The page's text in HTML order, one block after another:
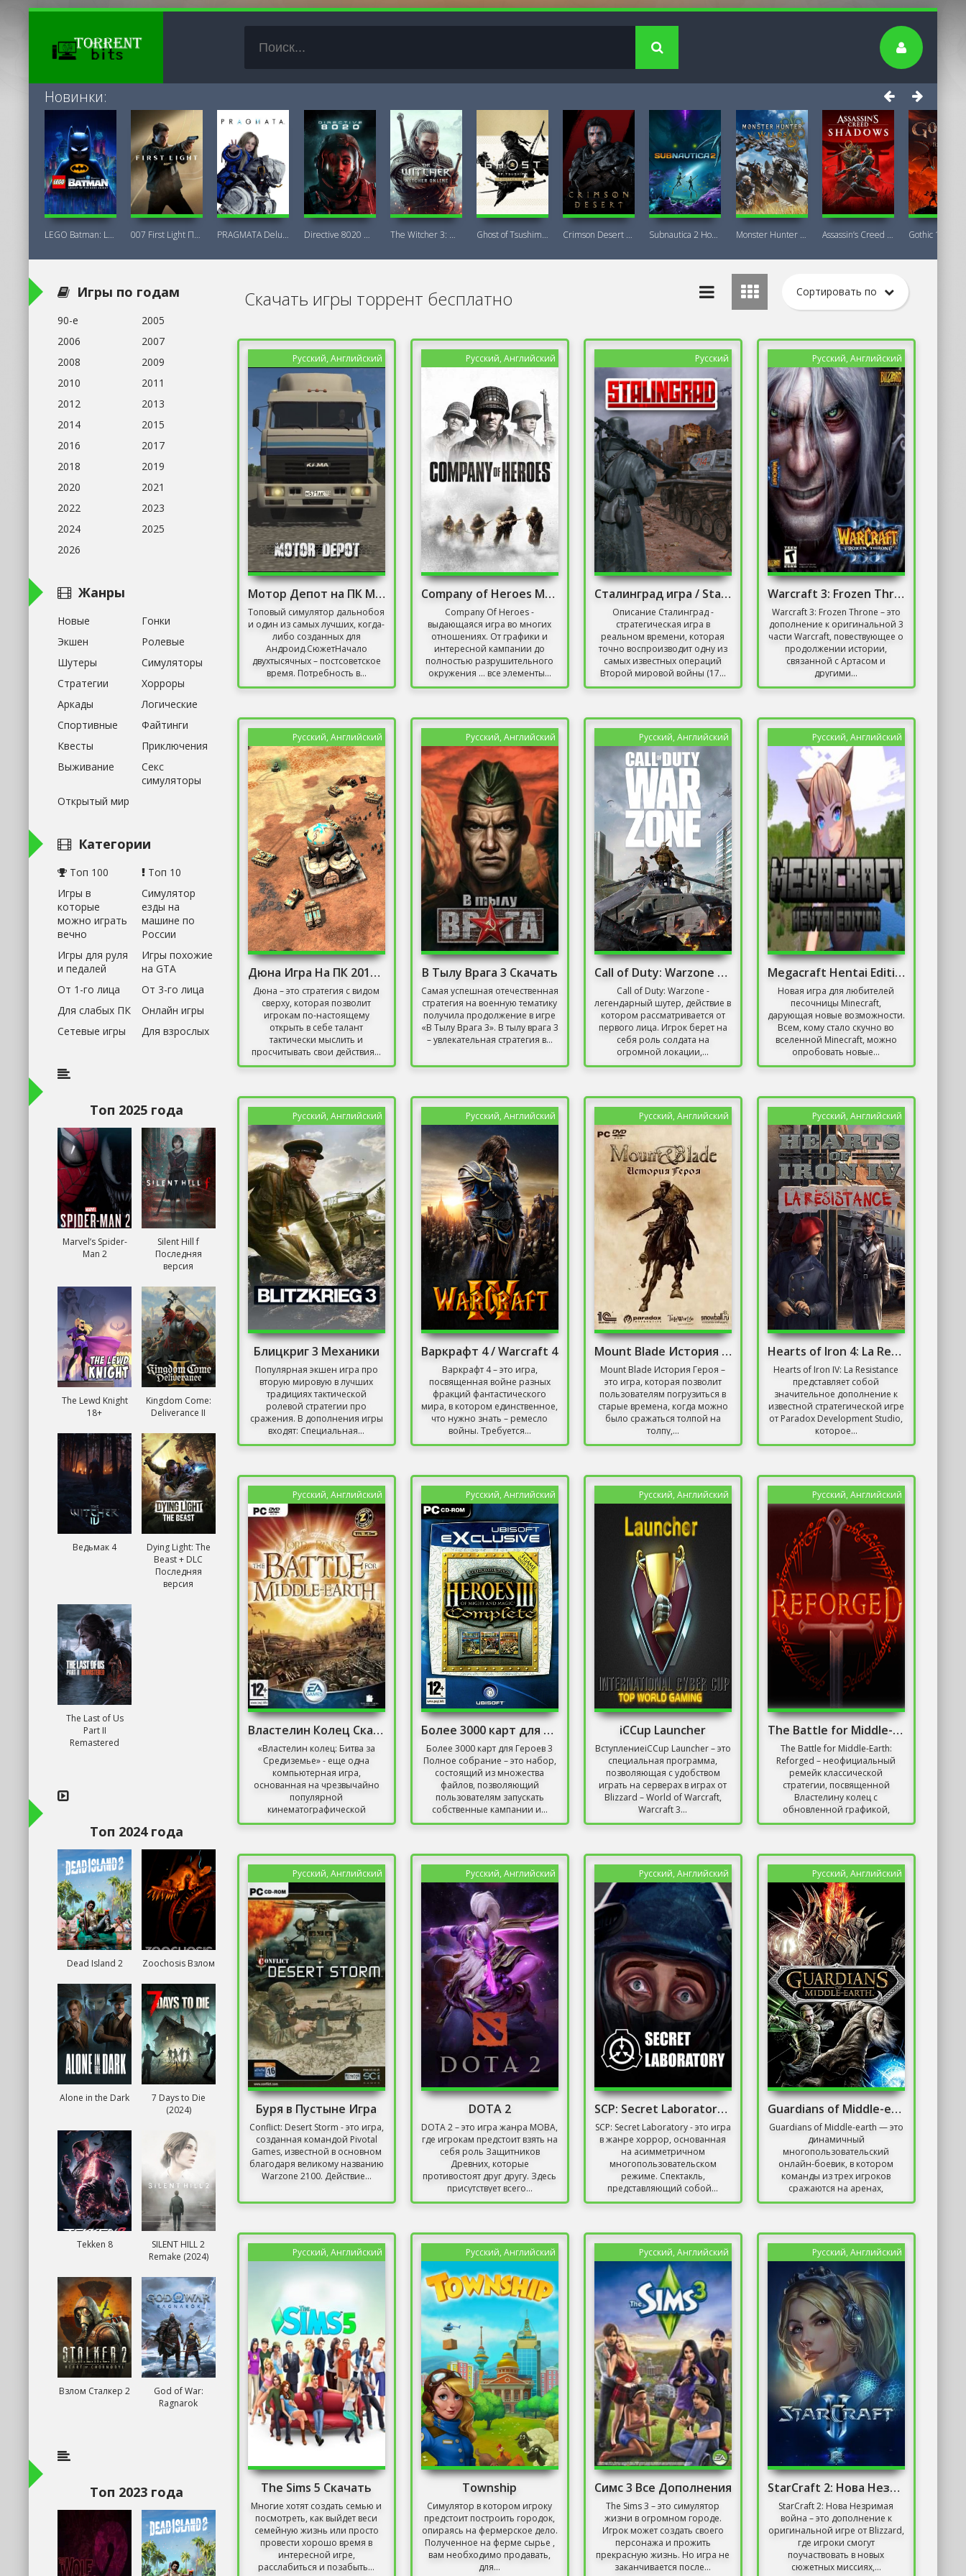
Новинки:
LEGO Batman: Legacy of the Dark Knight 007 First Light Последняя Версия PRAGMATA Deluxe Edition Directive 8020 Digital Deluxe Новая The Witcher 3: Wild Hunt Witcher Online Ghost of Tsushima DIRECTOR'S CUT + DLC Crimson Desert Deluxe Edition Subnautica 2 Новая версия Monster Hunter Wilds Premium Deluxe Assassin’s Creed Shadows Premium Edition
Скачать игры торрент бесплатно
Русский, Английский
Мотор Депот на ПК Мод Много Денег
Топовый симулятор дальнобоя
и один из самых лучших, когда-
либо созданных для
Андроид.СюжетНачало
двухтысячных – постсоветское
время. Потребность в...
Русский, Английский
Company of Heroes Механики
Company Of Heroes -
выдающаяся игра во многих
отношениях. От графики и
интересной кампании до
полностью разрушительного
окружения ... все элементы...
Русский
Сталинград игра / Stalingrad games
Описание Сталинград -
стратегическая игра в
реальном времени, которая
точно воспроизводит одну из
самых известных операций
Второй мировой войны (17...
Русский, Английский
Warcraft 3: Frozen Throne [v.1.26a] (2003) + DOTA
Warcraft 3: Frozen Throne – это
дополнение к оригинальной 3
части Warcraft, повествующее о
продолжении истории,
связанной с Артасом и
другими...
Русский, Английский
Дюна Игра На ПК 2013 Стратегия
Дюна – это стратегия с видом
сверху, которая позволит
игрокам по-настоящему
открыть в себе талант
тактически мыслить и
просчитывать свои действия...
Русский, Английский
В Тылу Врага 3 Скачать
Самая успешная отечественная
стратегия на военную тематику
получила продолжение в игре
«В Тылу Врага 3». В тылу врага 3
– увлекательная стратегия в...
Русский, Английский
Call of Duty: Warzone Репак от Механики
Call of Duty: Warzone -
легендарный шутер, действие в
котором рассматривается от
первого лица. Игрок берет на
себя роль солдата на
огромной локации,...
Русский, Английский
Megacraft Hentai Edition
Новая игра для любителей
песочницы Minecraft,
дарующая новые возможности.
Всем, кому стало скучно во
вселенной Minecraft, можно
опробовать новые...
Русский, Английский
Блицкриг 3 Механики
Популярная экшен игра про
вторую мировую в лучших
традициях тактической
ролевой стратегии про
сражения. В дополнения игры
входят: Специальная...
Русский, Английский
Варкрафт 4 / Warcraft 4
Варкрафт 4 – это игра,
посвященная войне разных
фракций фантастического
мира, в котором единственное,
что нужно знать – ремесло
войны. Требуется...
Русский, Английский
Mount Blade История Героя
Mount Blade История Героя –
это игра, которая позволит
пользователям погрузиться в
старые времена, когда можно
было сражаться толпой на
толпу,...
Русский, Английский
Hearts of Iron 4: La Resistance
Hearts of Iron IV: La Resistance
представляет собой
значительное дополнение к
известной стратегической игре
от Paradox Development Studio,
которое...
Русский, Английский
Властелин Колец Скачать Игру на ПК
«Властелин колец: Битва за
Средиземье» - еще одна
компьютерная игра,
основанная на чрезвычайно
популярной
кинематографической
трилогии «Властелин...
Русский, Английский
Более 3000 карт для Героев 3 Полное собрание
Более 3000 карт для Героев 3
Полное собрание – это набор,
состоящий из множества
файлов, позволяющий
пользователям запускать
собственные кампании и...
Русский, Английский
iCCup Launcher
ВступлениеiCCup Launcher – это
специальная программа,
позволяющая с удобством
играть на серверах в играх от
Blizzard – World of Warcraft,
Warcraft 3...
Русский, Английский
The Battle for Middle-Earth: Reforged
The Battle for Middle-Earth:
Reforged – неофициальный
ремейк классической
стратегии, посвященной
Властелину колец с
обновленной графикой,
измененным...
Русский, Английский
Буря в Пустыне Игра
Conflict: Desert Storm - это игра,
созданная командой Pivotal
Games, известной в основном
благодаря великому названию
Warzone 2100. Действие...
Русский, Английский
DOTA 2
DOTA 2 – это игра жанра MOBA,
где игрокам предстоит взять на
себя роль Защитников
Древних, которые
противостоят друг другу. Здесь
присутствует всего...
Русский, Английский
SCP: Secret Laboratory Механики
SCP: Secret Laboratory - это игра
в жанре хоррор, основанная
на асимметричном
многопользовательском
режиме. Спектакль,
представляющий собой...
Русский, Английский
Guardians of Middle-earth Mithril Edition
Guardians of Middle-earth — это
динамичный
многопользовательский
онлайн-боевик, в котором
команды из трех игроков
сражаются на аренах,
основанных на...
Русский, Английский
The Sims 5 Скачать
Многие хотят создать семью и
посмотреть, как выйдет веси
семейную жизнь или просто
провести хорошо время в
интересной игре,
расслабиться и позабыть...
Русский, Английский
Township
Симулятор в котором игроку
предстоит построить городок,
опираясь на фермерское дело.
Полученное на ферме сырье ,
вам необходимо продавать,
для...
Русский, Английский
Симс 3 Все Дополнения
The Sims 3 – это симулятор
жизни в огромном городе.
Игрок может создать своего
персонажа и прожить
прекрасную жизнь. Но игра не
заканчивается после...
Русский, Английский
StarCraft 2: Нова Незримая Война
StarCraft 2: Нова Незримая
война – это дополнение к
оригинальной игре от Blizzard,
где игроки смогут
поучаствовать в новых
сюжетных миссиях,...
Игры по годам
90-е
2005
2006
2007
2008
2009
2010
2011
2012
2013
2014
2015
2016
2017
2018
2019
2020
2021
2022
2023
2024
2025
2026
Жанры
Новые
Гонки
Экшен
Ролевые
Шутеры
Симуляторы
Стратегии
Хорроры
Аркады
Логические
Спортивные
Файтинги
Квесты
Приключения
Выживание
Секс
симуляторы
Открытый мир
Категории
Топ 100
Топ 10
Игры в
которые
можно играть
вечно
Симулятор
езды на
машине по
России
Игры для руля
и педалей
Игры похожие
на GTA
От 1-го лица
От 3-го лица
Для слабых ПК
Онлайн игры
Сетевые игры
Для взрослых
Топ 2025 года
Marvel’s Spider-
Man 2
Silent Hill f
Последняя
версия
The Lewd Knight
18+
Kingdom Come:
Deliverance II
Ведьмак 4
Dying Light: The
Beast + DLC
Последняя
версия
The Last of Us
Part II
Remastered
Топ 2024 года
Dead Island 2 Zoochosis Взлом
Alone in the Dark
7 Days to Die
(2024)
Tekken 8
SILENT HILL 2
Remake (2024)
Взлом Сталкер 2
God of War:
Ragnarok
Топ 2023 года